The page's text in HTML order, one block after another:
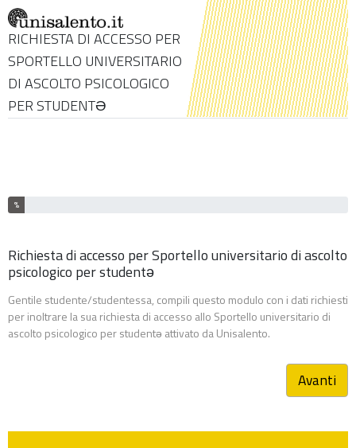
RICHIESTA DI ACCESSO PER
SPORTELLO UNIVERSITARIO
DI ASCOLTO PSICOLOGICO
PER STUDENTƏ
E' stato completato il % del questionario
%
Richiesta di accesso per Sportello universitario di ascolto
psicologico per studentə
Gentile studente/studentessa, compili questo modulo con i dati richiesti
per inoltrare la sua richiesta di accesso allo Sportello universitario di
ascolto psicologico per studentə attivato da Unisalento.
Avanti